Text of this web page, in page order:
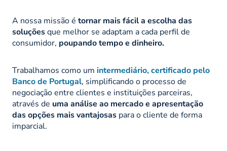
A nossa missão é tornar mais fácil a escolha das
soluçõesque melhor se adaptam a cada perfil de
consumidor, poupando tempo e dinheiro.
Trabalhamos como um intermediário, certificado pelo
Banco de Portugal, simplificando o processo de
negociação entre clientes e instituições parceiras,
através de uma análise ao mercado e apresentação
das opções mais vantajosas para o cliente de forma
imparcial.